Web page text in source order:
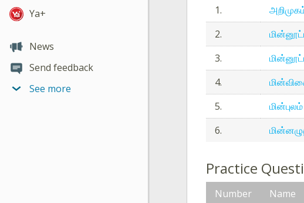
Ya+
News
Send feedback
See more
1.
2.
3.
4.
5.
மின்புலம்
6.
Practice
Number Name